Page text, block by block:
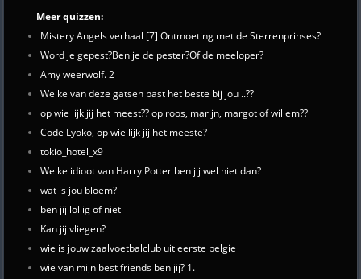
Meer quizzen:
Mistery Angels verhaal [7] Ontmoeting met de Sterrenprinses?
Word je gepest?Ben je de pester?Of de meeloper?
Amy weerwolf. 2
Welke van deze gatsen past het beste bij jou ..??
op wie lijk jij het meest?? op roos, marijn, margot of willem??
Code Lyoko, op wie lijk jij het meeste?
tokio_hotel_x9
Welke idioot van Harry Potter ben jij wel niet dan?
wat is jou bloem?
ben jij lollig of niet
Kan jij vliegen?
wie is jouw zaalvoetbalclub uit eerste belgie
wie van mijn best friends ben jij? 1.